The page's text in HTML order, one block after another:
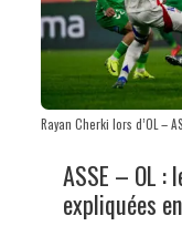
Rayan Cherki lors d’OL –
ASSE – OL :
expliquées